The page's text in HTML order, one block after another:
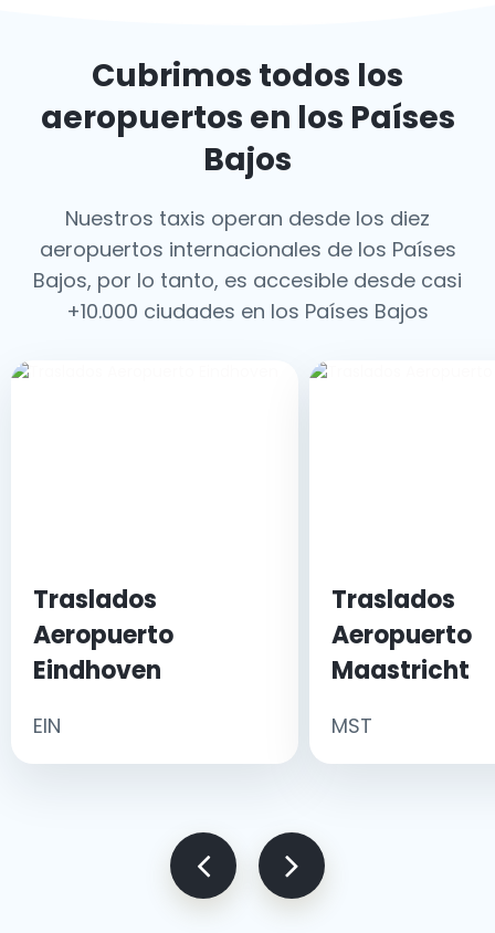
Cubrimos todos los
aeropuertos en los Países
Bajos
Nuestros taxis operan desde los diez
aeropuertos internacionales de los Países
Bajos, por lo tanto, es accesible desde casi
+10.000 ciudades en los Países Bajos
Traslados
Aeropuerto
Eindhoven
EIN
Traslados
Aeropuerto
Maastricht
MST